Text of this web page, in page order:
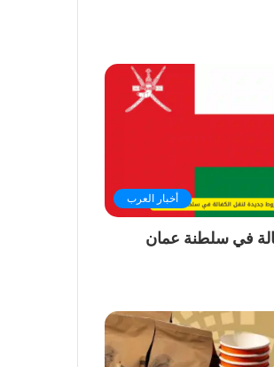
أخبار العرب
في سلطنة عمان